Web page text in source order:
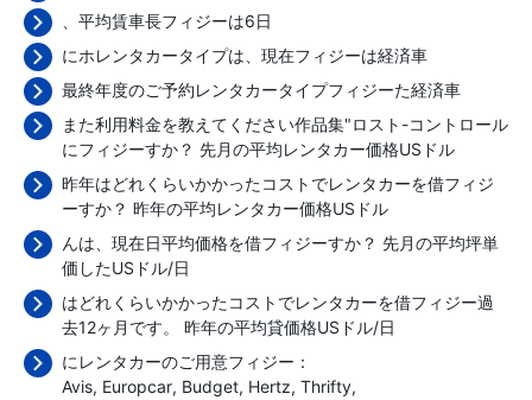
、平均賃車長フィジーは6日
にホレンタカータイプは、現在フィジーは経済車
最終年度のご予約レンタカータイプフィジーた経済車
また利用料金を教えてください作品集"ロスト-コントロール
にフィジーすか？ 先月の平均レンタカー価格USドル
昨年はどれくらいかかったコストでレンタカーを借フィジ
ーすか？ 昨年の平均レンタカー価格USドル
んは、現在日平均価格を借フィジーすか？ 先月の平均坪単
価したUSドル/日
はどれくらいかかったコストでレンタカーを借フィジー過
去12ヶ月です。 昨年の平均貸価格USドル/日
にレンタカーのご用意フィジー：
Avis Europcar Budget Hertz Thrifty